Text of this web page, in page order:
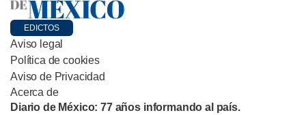
EDICTOS
Aviso legal
Política de cookies
Aviso de Privacidad
Acerca de
Diario de México: 77 años informando al país.